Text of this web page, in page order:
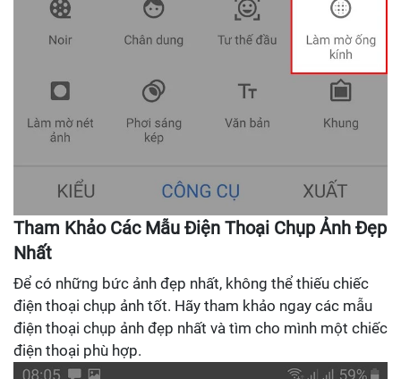
Tham Khảo Các Mẫu Điện Thoại Chụp Ảnh Đẹp
Nhất
Để có những bức ảnh đẹp nhất, không thể thiếu chiếc
điện thoại chụp ảnh tốt. Hãy tham khảo ngay các mẫu
điện thoại chụp ảnh đẹp nhất và tìm cho mình một chiếc
điện thoại phù hợp.